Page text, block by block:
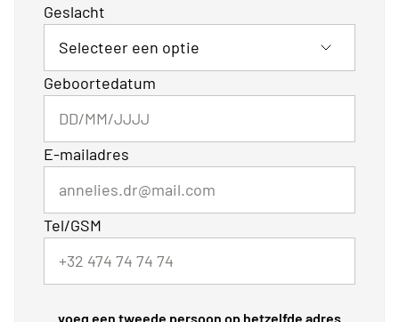
Geslacht
Geboortedatum
E-mailadres
Tel/GSM
voeg een tweede persoon op hetzelfde adres